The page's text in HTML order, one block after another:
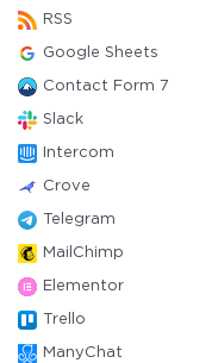
RSS
Google Sheets
Contact Form 7
Slack
Intercom
Crove
Telegram
MailChimp
Elementor
Trello
ManyChat